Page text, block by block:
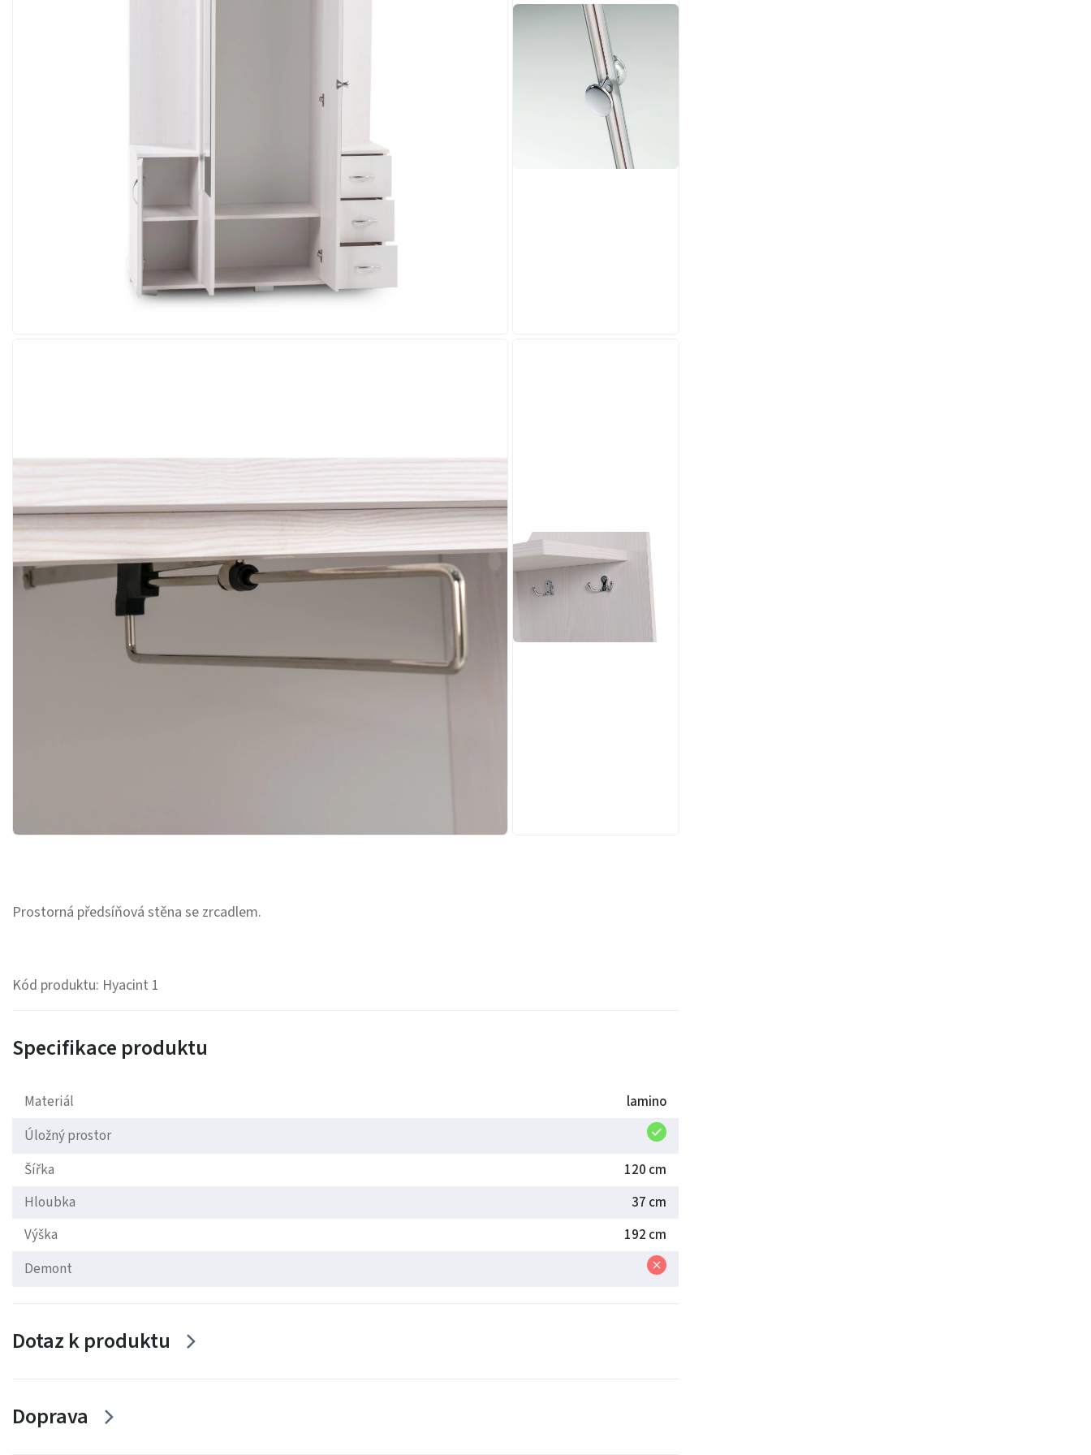
Prostorná předsíňová stěna se zrcadlem.
Kód produktu: Hyacint 1
Specifikace produktu
Materiál
lamino
Úložný prostor
Šířka
120 cm
Hloubka
37 cm
Výška
192 cm
Demont
Dotaz k produktu
Doprava